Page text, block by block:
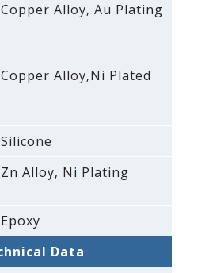
Copper Alloy‚ Au Plating
Copper Alloy‚Ni Plated
Silicone
Zn Alloy‚ Ni Plating
Epoxy
Data